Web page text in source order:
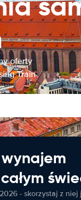
oferty
Train
- skorzystaj z niej